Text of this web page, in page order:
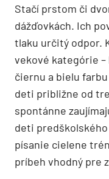
Stačí prstom či
dážďovkách. Ich
tlaku určitý odpor.
vekové kategórie
čiernu a bielu
deti približne od
spontánne
deti
písanie cielene
príbeh vhodný pre